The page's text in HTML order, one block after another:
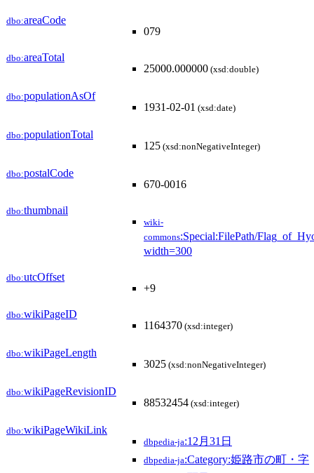
dbo:areaCode
079
dbo:areaTotal
25000.000000 (xsd:double)
dbo:populationAsOf
1931-02-01 (xsd:date)
dbo:populationTotal
125 (xsd:nonNegativeInteger)
dbo:postalCode
670-0016
dbo:thumbnail
wiki-
commons:Special:FilePath/
width=300
dbo:utcOffset
+9
dbo:wikiPageID
1164370 (xsd:integer)
dbo:wikiPageLength
3025 (xsd:nonNegativeInteger)
dbo:wikiPageRevisionID
88532454 (xsd:integer)
dbo:wikiPageWikiLink
dbpedia-ja:12月31日
dbpedia-ja:Category:姫路市の町・字